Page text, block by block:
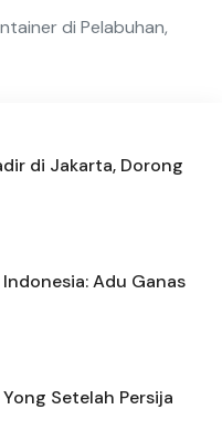
di Pelabuhan,
di Jakarta, Dorong
Adu Ganas
Setelah Persija